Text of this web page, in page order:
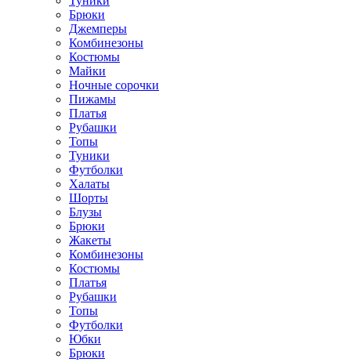
Брюки
Джемперы
Комбинезоны
Костюмы
Майки
Ночные сорочки
Пижамы
Платья
Рубашки
Топы
Туники
Футболки
Халаты
Шорты
Блузы
Брюки
Жакеты
Комбинезоны
Костюмы
Платья
Рубашки
Топы
Футболки
Юбки
Брюки